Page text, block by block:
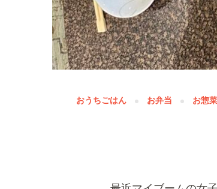
おうちごはん お弁当 お惣菜